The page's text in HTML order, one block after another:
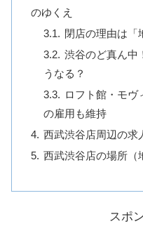
のゆくえ
閉店の理由は「
渋谷のど真ん中
うなる？
ロフト館・モヴ
の雇用も維持
西武渋谷店周辺の求
西武渋谷店の場所（
スポ